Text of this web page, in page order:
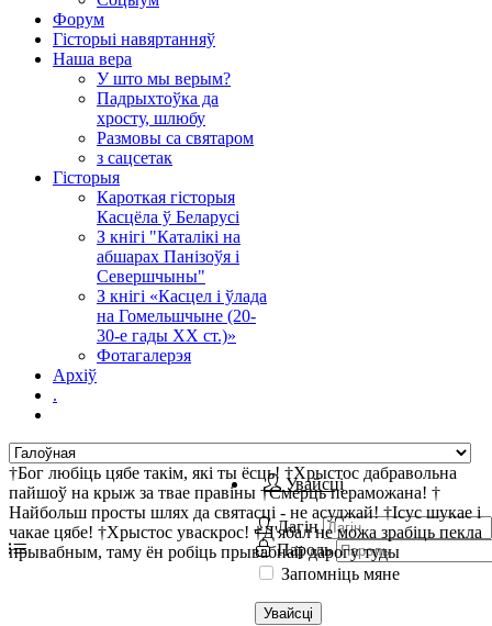
Форум
Гісторыі навяртанняў
Наша вера
У што мы верым?
Падрыхтоўка да
хросту, шлюбу
Размовы са святаром
з сацсетак
Гісторыя
Кароткая гісторыя
Касцёла ў Беларусі
З кнігі "Каталікі на
абшарах Панізоўя і
Севершчыны"
З кнігі «Касцел і ўлада
на Гомельшчыне (20-
30-е гады ХХ ст.)»
Фотагалерэя
Архіў
.
†Бог любіць цябе такім, які ты ёсць! †Хрыстос дабравольна
пайшоў на крыж за твае правіны †Смерць пераможана! †
Найбольш просты шлях да святасці - не асуджай! †Ісус шукае і
чакае цябе! †Хрыстос уваскрос! †Д'ябал не можа зрабіць пекла
прывабным, таму ён робіць прывабнай дарогу туды
Увайсці
Лагін
Пароль
Запомніць мяне
Увайсці